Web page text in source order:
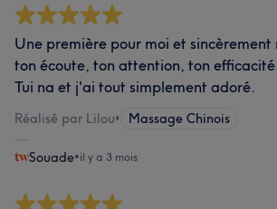
Une première pour moi et sincèrement
ton écoute, ton attention, ton
Tui na et j'ai tout simplement adoré.
Réalisé par Lilou• Massage Chinois
Souade•il y a 3 mois